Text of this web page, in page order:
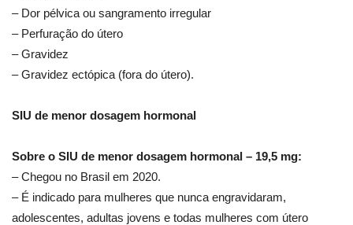
– ⁠Dor pélvica ou sangramento irregular
– ⁠Perfuração do útero
– ⁠Gravidez
– ⁠Gravidez ectópica (fora do útero).
SIU de menor dosagem hormonal
Sobre o SIU de menor dosagem hormonal – 19,5 mg:
– Chegou no Brasil em 2020.
– É indicado para mulheres que nunca engravidaram,
adolescentes, adultas jovens e todas mulheres com útero